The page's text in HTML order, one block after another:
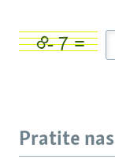
Pratite nas